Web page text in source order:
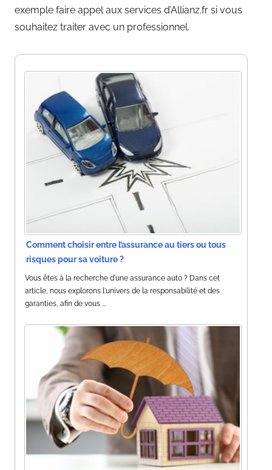
exemple faire appel aux services d’Allianz.fr si vous
souhaitez traiter avec un professionnel.
Comment choisir entre l’assurance au tiers ou tous
risques pour sa voiture ?
Vous êtes à la recherche d'une assurance auto ? Dans cet
article, nous explorons l'univers de la responsabilité et des
garanties, afin de vous ...